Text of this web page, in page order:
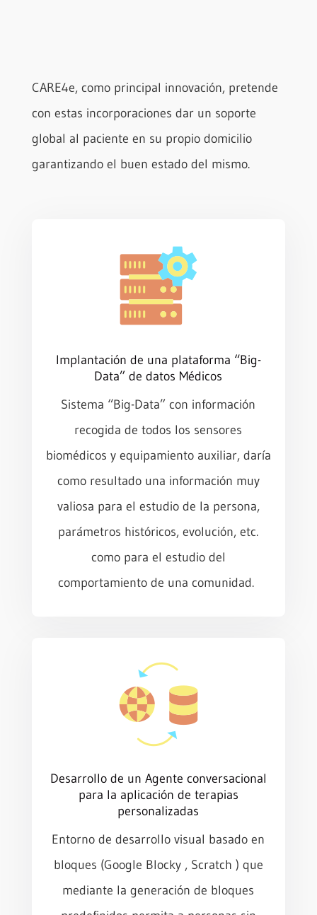
CARE4e, como principal innovación, pretende
con estas incorporaciones dar un soporte
global al paciente en su propio domicilio
garantizando el buen estado del mismo.
Implantación de una plataforma “Big-
Data” de datos Médicos
Sistema “Big-Data” con información
recogida de todos los sensores
biomédicos y equipamiento auxiliar, daría
como resultado una información muy
valiosa para el estudio de la persona,
parámetros históricos, evolución, etc.
como para el estudio del
comportamiento de una comunidad.
Desarrollo de un Agente conversacional
para la aplicación de terapias
personalizadas
Entorno de desarrollo visual basado en
bloques (Google Blocky , Scratch ) que
mediante la generación de bloques